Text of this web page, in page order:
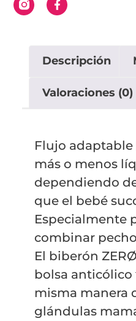
Descripción
Valoraciones (0)
Flujo adaptable
más o menos
dependiendo
que el bebé
Especialmente
combinar
El biberón
bolsa
misma manera
glándulas